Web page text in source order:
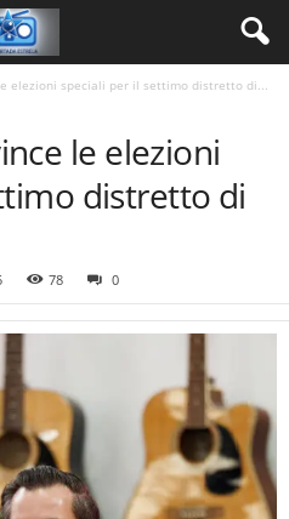
elezioni speciali per il settimo distretto di...
le elezioni
distretto di
78 0